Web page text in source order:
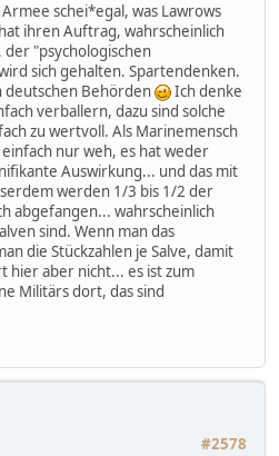
schei*egal, was Lawrows
ihren Auftrag, wahrscheinlich
der "psychologischen
sich gehalten. Spartendenken.
deutschen Behörden
Ich denke
verballern, dazu sind solche
zu wertvoll. Als Marinemensch
nur weh, es hat weder
Auswirkung... und das mit
werden 1/3 bis 1/2 der
abgefangen... wahrscheinlich
sind. Wenn man das
die Stückzahlen je Salve, damit
hier aber nicht... es ist zum
Militärs dort, das sind
#2578